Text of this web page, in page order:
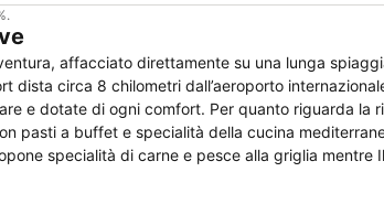
affacciato direttamente su una lunga
circa 8 chilometri dall’aeroporto
e dotate di ogni comfort. Per quanto riguarda la
pasti a buffet e specialità della cucina
specialità di carne e pesce alla griglia mentre
cui una riscaldata durante la stagione invernale e